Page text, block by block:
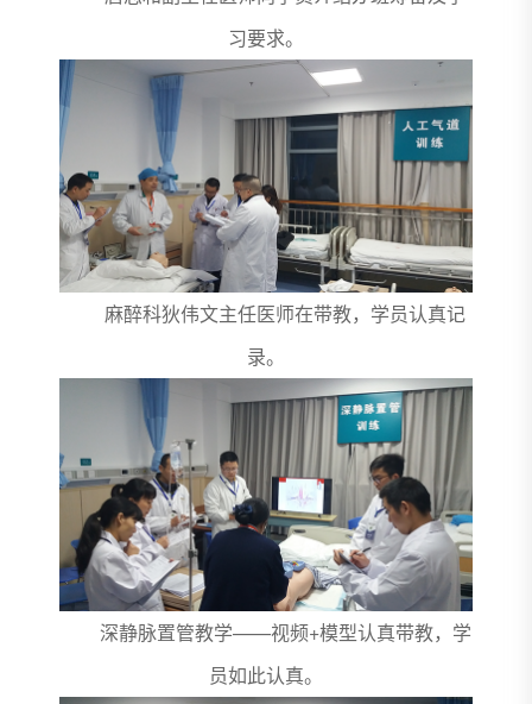
习要求。
麻醉科狄伟文主任医师在带教，学员认真记
录。
深静脉置管教学——视频+模型认真带教，学
员如此认真。